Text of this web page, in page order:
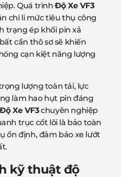
Quá trìnhĐộ Xe VF3
chi li mức tiêu thụ công
trạng ép khối pin xả
cẩn thô sơ sẽ khiến
cạn kiệt năng lượng
lượng toàn tải, lực
làm hao hụt pin đáng
Độ Xe VF3chuyên nghiệp
trục cốt lõi là bảo toàn
ổn định, đảm bảo xe lướt
kỹ thuật độ